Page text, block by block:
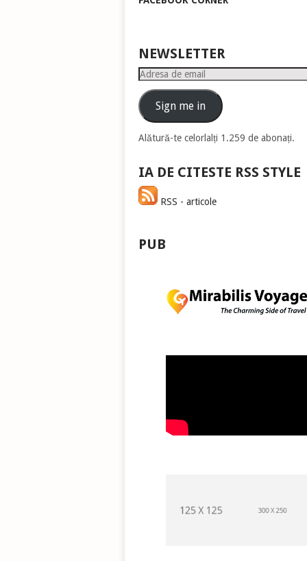
NEWSLETTER
Adresa
emailSign me in
Alătură-te celorlalți 1.259 de abonați.
IA DE CITESTE RSS STYLE
RSS - articole
PUB